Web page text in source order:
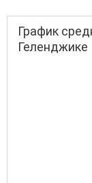
График
Геленджике